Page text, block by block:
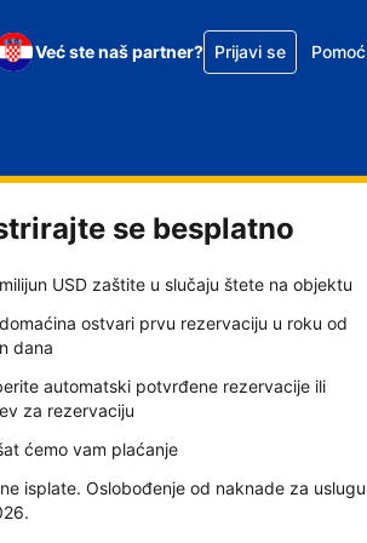
Već ste naš partner? Prijavi se Pomoć
se besplatno
USD zaštite u slučaju štete na objektu
ostvari prvu rezervaciju u roku od
dana
automatski potvrđene rezervacije ili
za rezervaciju
ćemo vam plaćanje
isplate. Oslobođenje od naknade za uslugu